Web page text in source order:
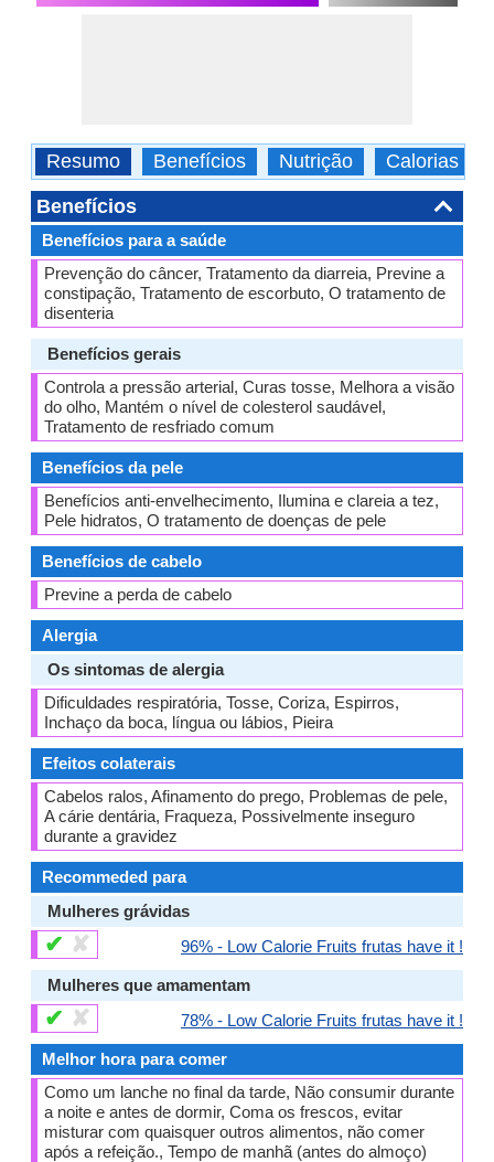
Resumo Benefícios Nutrição Calorias
Benefícios
Benefícios para a saúde
Prevenção do câncer, Tratamento da diarreia, Previne a
constipação, Tratamento de escorbuto, O tratamento de
disenteria
Benefícios gerais
Controla a pressão arterial, Curas tosse, Melhora a visão
do olho, Mantém o nível de colesterol saudável,
Tratamento de resfriado comum
Benefícios da pele
Benefícios anti-envelhecimento, Ilumina e clareia a tez,
Pele hidratos, O tratamento de doenças de pele
Benefícios de cabelo
Previne a perda de cabelo
Alergia
Os sintomas de alergia
Dificuldades respiratória, Tosse, Coriza, Espirros,
Inchaço da boca, língua ou lábios, Pieira
Efeitos colaterais
Cabelos ralos, Afinamento do prego, Problemas de pele,
A cárie dentária, Fraqueza, Possivelmente inseguro
durante a gravidez
Recommeded para
Mulheres grávidas
✔ ✘ 96% - Low Calorie Fruits frutas have it !
Mulheres que amamentam
✔ ✘ 78% - Low Calorie Fruits frutas have it !
Melhor hora para comer
Como um lanche no final da tarde, Não consumir durante
a noite e antes de dormir, Coma os frescos, evitar
misturar com quaisquer outros alimentos, não comer
após a refeição., Tempo de manhã (antes do almoço)